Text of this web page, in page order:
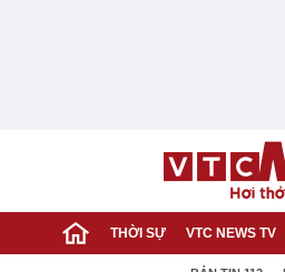
THỜI SỰ VTC NEWS TV